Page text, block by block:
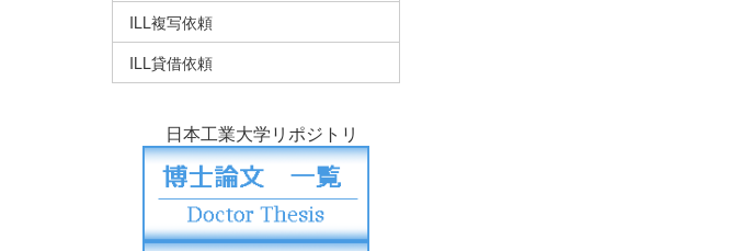
ILL複写依頼
ILL貸借依頼
日本工業大学リポジトリ